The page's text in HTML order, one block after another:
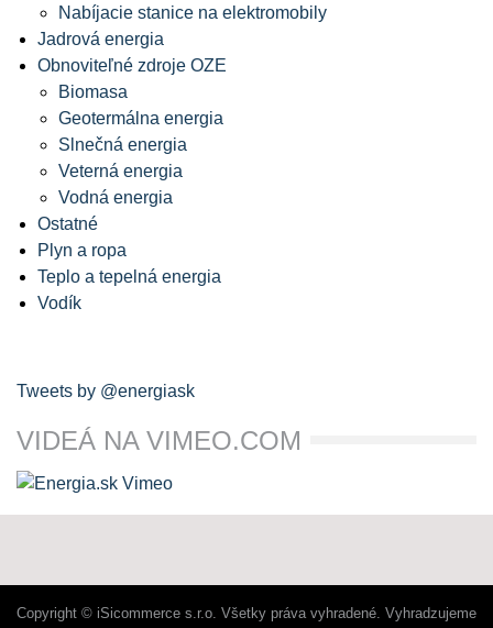
Nabíjacie stanice na elektromobily
Jadrová energia
Obnoviteľné zdroje OZE
Biomasa
Geotermálna energia
Slnečná energia
Veterná energia
Vodná energia
Ostatné
Plyn a ropa
Teplo a tepelná energia
Vodík
Tweets by @energiask
VIDEÁ NA VIMEO.COM
Copyright © iSicommerce s.r.o. Všetky práva vyhradené. Vyhradzujeme